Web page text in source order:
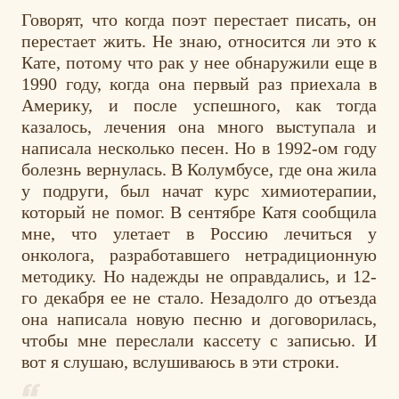
Говорят, что когда поэт перестает писать, он
перестает жить. Не знаю, относится ли это к
Кате, потому что рак у нее обнаружили еще в
1990 году, когда она первый раз приехала в
Америку, и после успешного, как тогда
казалось, лечения она много выступала и
написала несколько песен. Но в 1992-ом году
болезнь вернулась. В Колумбусе, где она жила
у подруги, был начат курс химиотерапии,
который не помог. В сентябре Катя сообщила
мне, что улетает в Россию лечиться у
онколога, разработавшего нетрадиционную
методику. Но надежды не оправдались, и 12-
го декабря ее не стало. Незадолго до отъезда
она написала новую песню и договорилась,
чтобы мне переслали кассету с записью. И
вот я слушаю, вслушиваюсь в эти строки.